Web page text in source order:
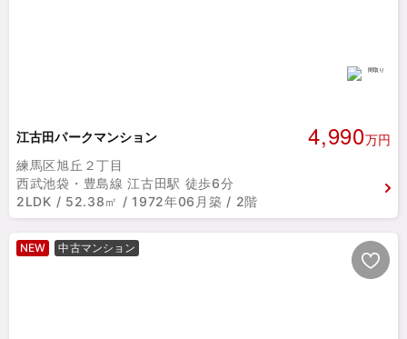
江古田パークマンション 4,990万円
練馬区旭丘２丁目
西武池袋・豊島線 江古田駅 徒歩6分
2LDK / 52.38㎡ / 1972年06月築 / 2階
NEW 中古マンション